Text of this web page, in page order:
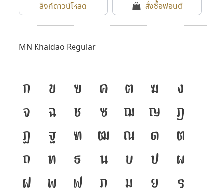
ลิงก์ดาวน์โหลด สั่งซื้อฟอนต์
MN Khaidao Regular
ก ข ฃ ค ฅ ฆ
ง
จ
ฉ ช ซ ฌ ญ
ฎ
ฏ
ฐ ฑ ฒ ณ ด
ต
ถ
ท ธ น บ ป
ผ
ฝ
พ ฟ ภ ม ย
ร